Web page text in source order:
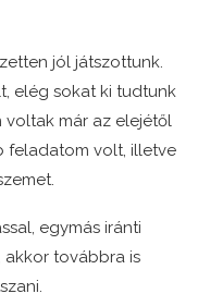
jól játszottunk.
elég sokat ki tudtunk
voltak már az elejétől
feladatom volt, illetve
egymás iránti
akkor továbbra is